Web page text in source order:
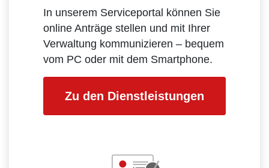
In unserem Serviceportal können Sie
online Anträge stellen und mit Ihrer
Verwaltung kommunizieren – bequem
vom PC oder mit dem Smartphone.
Zu den Dienstleistungen